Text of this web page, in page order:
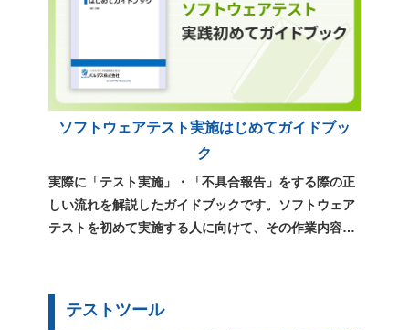
ソフトウェアテスト実施はじめてガイドブッ
ク
実際に「テスト実施」・「不具合報告」をする際の正
しい流れを解説したガイドブックです。ソフトウェア
テストを初めて実施する人に向けて、その作業内容や
テストツール